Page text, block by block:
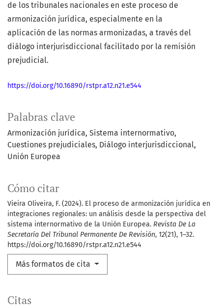
Palabras clave
Armonización jurídica Sistema internormativo
Cuestiones prejudiciales Diálogo interjurisdiccional
Unión Europea
Cómo citar
Vieira Oliveira, F. (2024). El proceso de armonización jurídica en
integraciones regionales: un análisis desde la perspectiva del
sistema internormativo de la Unión Europea. Revista De La
Secretaría Del Tribunal Permanente De Revisión, 12(21), 1–32.
https://doi.org/10.16890/rstpr.a12.n21.e544
Más formatos de cita
de los tribunales nacionales en este proceso de
armonización jurídica, especialmente en la
aplicación de las normas armonizadas, a través del
diálogo interjurisdiccional facilitado por la remisión
prejudicial.
https://doi.org/10.16890/rstpr.a12.n21.e544
Citas